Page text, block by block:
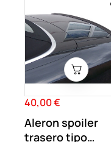
Precio
40,00 €
Aleron spoiler
trasero tipo